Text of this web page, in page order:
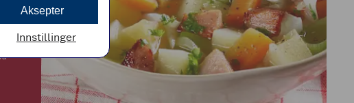
Aksepter
Innstillinger